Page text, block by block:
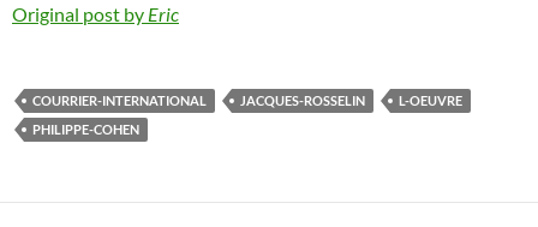
Original post by Eric
COURRIER-INTERNATIONAL JACQUES-ROSSELIN
L-OEUVRE
PHILIPPE-COHEN